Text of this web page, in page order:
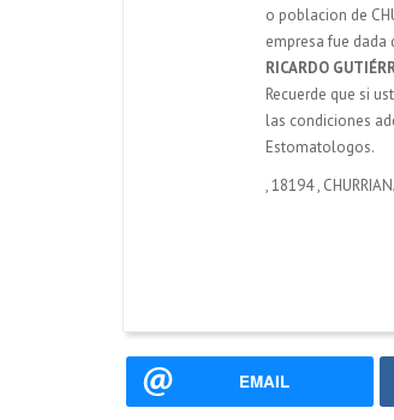
o poblacion de
empresa fue dada
RICARDO
Recuerde que si
las condiciones
Estomatologos.
,18194,
EMAIL